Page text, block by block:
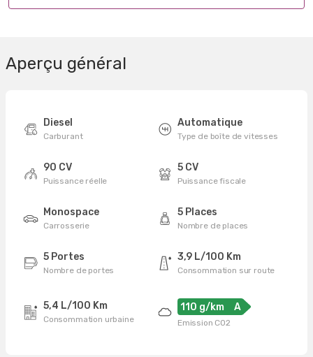
Aperçu général
Diesel
Carburant
Automatique
Type de boîte de vitesses
90 CV
Puissance réelle
5 CV
Puissance fiscale
Monospace
Carrosserie
5 Places
Nombre de places
5 Portes
Nombre de portes
3,9 L/100 Km
Consommation sur route
5,4 L/100 Km
Consommation urbaine
110 g/km A
Emission CO2